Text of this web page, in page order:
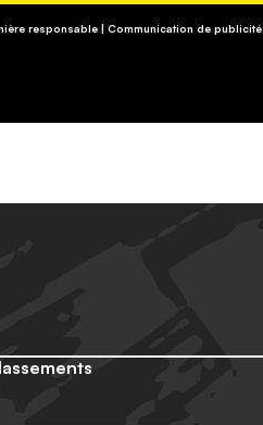
NON SURTAXÉ).
responsable | Communication de publicité